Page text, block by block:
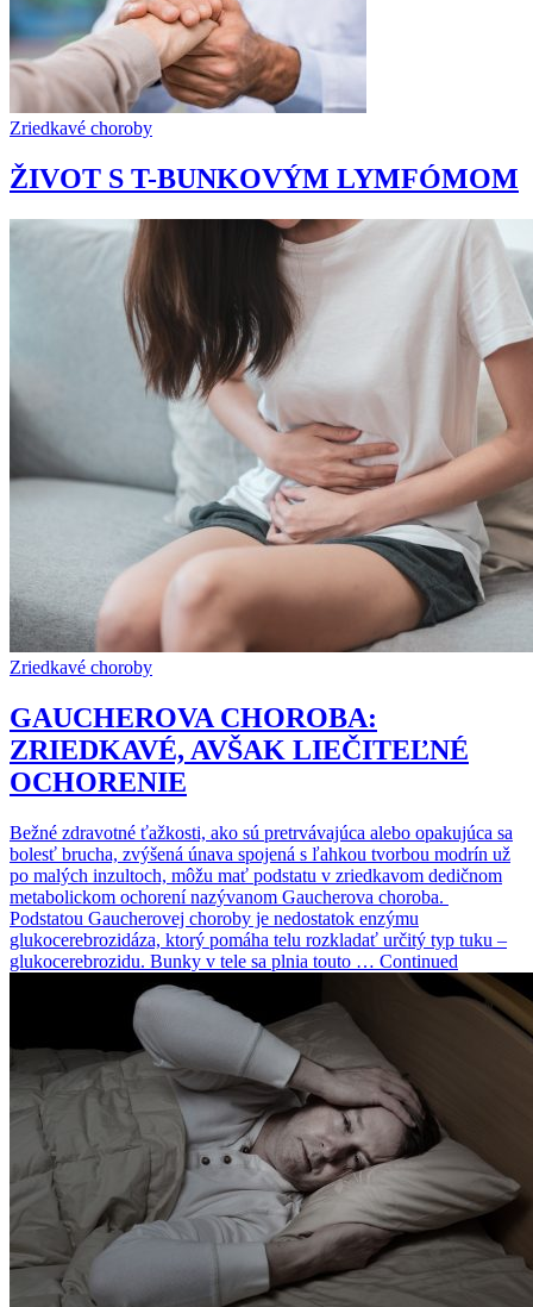
Zriedkavé choroby
ŽIVOT S T-BUNKOVÝM LYMFÓMOM
Zriedkavé choroby
GAUCHEROVA CHOROBA:
ZRIEDKAVÉ, AVŠAK LIEČITEĽNÉ
OCHORENIE
Bežné zdravotné ťažkosti, ako sú pretrvávajúca alebo opakujúca sa
bolesť brucha, zvýšená únava spojená s ľahkou tvorbou modrín už
po malých inzultoch, môžu mať podstatu v zriedkavom dedičnom
metabolickom ochorení nazývanom Gaucherova choroba.
Podstatou Gaucherovej choroby je nedostatok enzýmu
glukocerebrozidáza, ktorý pomáha telu rozkladať určitý typ tuku –
glukocerebrozidu. Bunky v tele sa plnia touto … Continued